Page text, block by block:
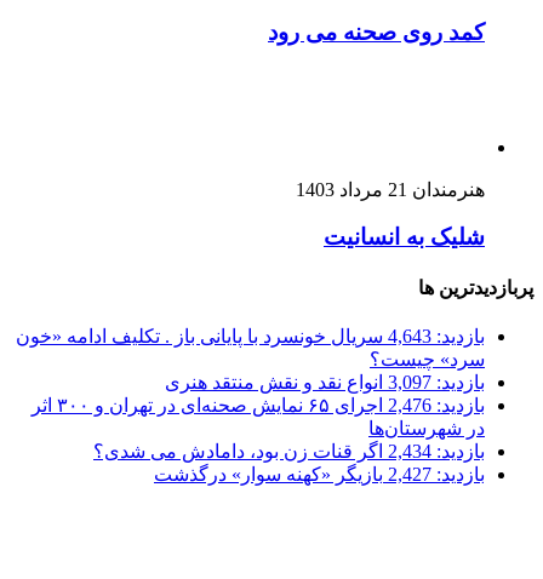
کمد روی صحنه می رود
هنرمندان 21 مرداد 1403
شلیک به انسانیت
پربازدیدترین ها
بازدید: 4,643
سریال خونسرد با پایانی باز . تکلیف ادامه «خون
سرد» چیست؟
بازدید: 3,097
انواع نقد و نقش منتقد هنری
بازدید: 2,476
اجرای ۶۵ نمایش صحنه‌ای در تهران و ۳۰۰ اثر
در شهرستان‌ها
بازدید: 2,434
اگر قنات زن بود، دامادش می شدی؟
بازدید: 2,427
بازیگر «کهنه سوار» درگذشت